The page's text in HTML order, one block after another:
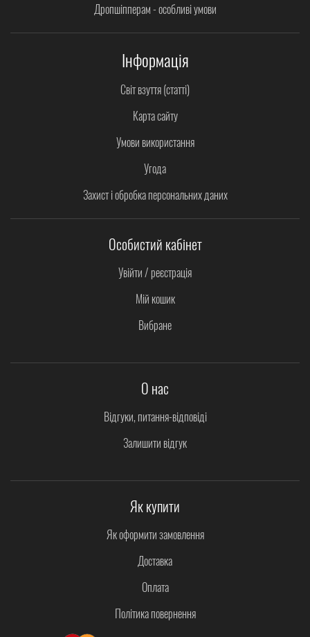
Дропшіпперам - особливі умови
Інформація
Світ взуття (статті)
Карта сайту
Умови використання
Угода
Захист і обробка персональних даних
Особистий кабінет
Увійти / реєстрація
Мій кошик
Вибране
О нас
Відгуки, питання-відповіді
Залишити відгук
Як купити
Як оформити замовлення
Доставка
Оплата
Політика повернення